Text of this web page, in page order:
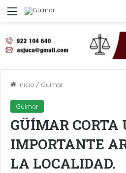
Menú
Inicio / Güímar
Güímar
GÜÍMAR CORTA
IMPORTANTE
LA LOCALIDAD.